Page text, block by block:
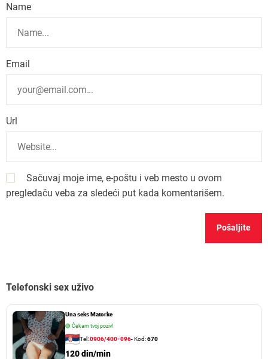
Name
Email
Url
Sačuvaj moje ime, e-poštu i veb mesto u ovom
pregledaču veba za sledeći put kada komentarišem.
Telefonski sex uživo
Una seks Matorke
🟢 Čekam tvoj poziv!
Tel:0906/400-096- Kod:670
120 din/min